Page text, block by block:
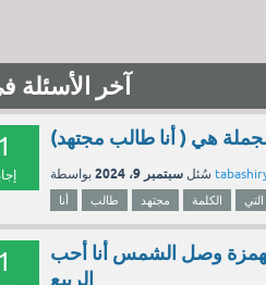
آخر الأسئلة
1
سُئل سبتمبر 9، 2024
أنا طالب مجتهد الكلمة التي
1
بهمزة وصل الشمس أنا أحب
الربيع